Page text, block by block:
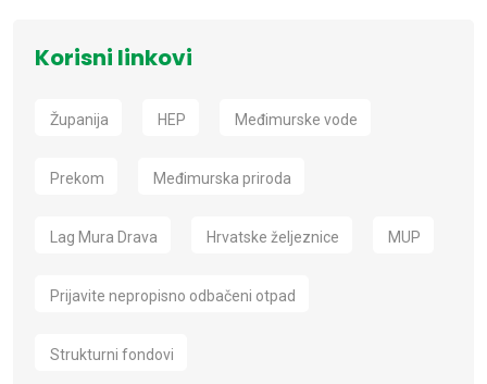
Korisni linkovi
Županija HEP Međimurske vode
Prekom Međimurska priroda
Lag Mura Drava Hrvatske željeznice MUP
Prijavite nepropisno odbačeni otpad
Strukturni fondovi